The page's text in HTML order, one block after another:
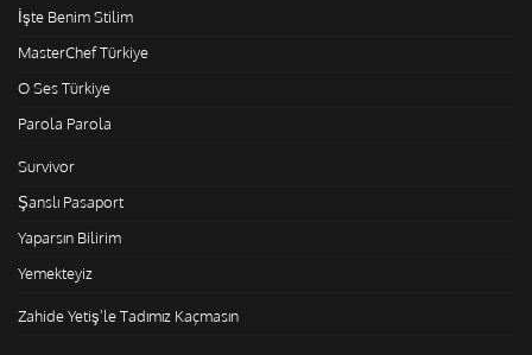
İşte Benim Stilim
MasterChef Türkiye
O Ses Türkiye
Parola Parola
Survivor
Şanslı Pasaport
Yaparsın Bilirim
Yemekteyiz
Zahide Yetiş'le Tadımız Kaçmasın